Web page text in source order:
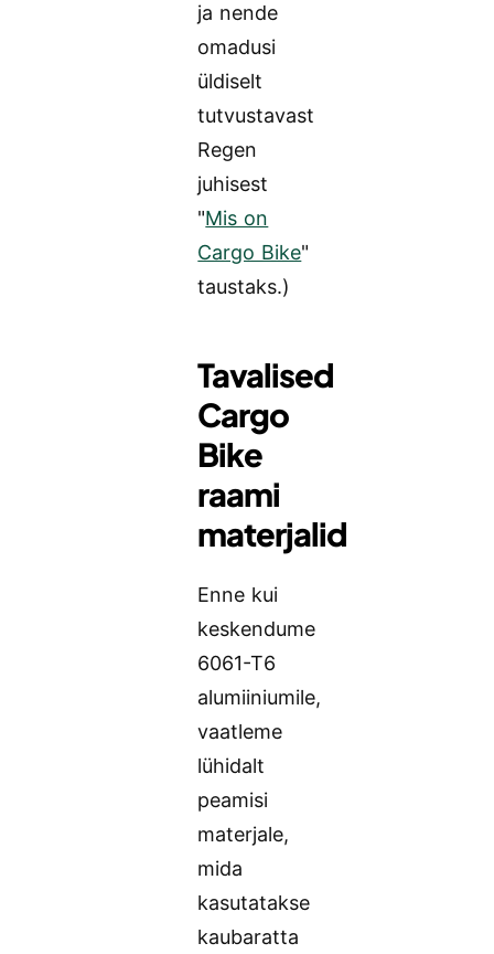
ja nende
omadusi
üldiselt
tutvustavast
Regen
juhisest
"Mis on
Cargo Bike"
taustaks.)
Tavalised
Cargo
Bike
raami
materjalid
Enne kui
keskendume
6061-T6
alumiiniumile,
vaatleme
lühidalt
peamisi
materjale,
mida
kasutatakse
kaubaratta